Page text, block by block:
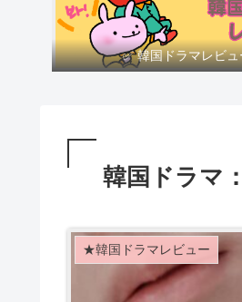
✅ 韓国ドラマレビュ
韓国ドラマ
★韓国ドラマレビュー